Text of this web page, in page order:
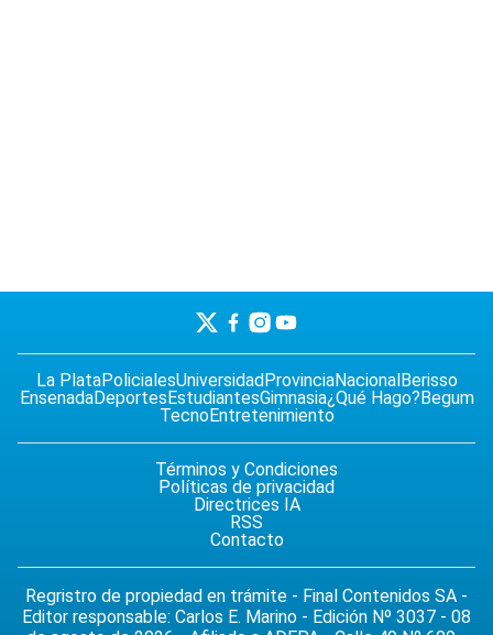
La PlataPolicialesUniversidadProvinciaNacionalBerisso
EnsenadaDeportesEstudiantesGimnasia¿Qué Hago?Begum
TecnoEntretenimiento
Términos y Condiciones
Políticas de privacidad
Directrices IA
RSS
Contacto
Regristro de propiedad en trámite - Final Contenidos SA -
Editor responsable: Carlos E. Marino - Edición Nº 3037 - 08